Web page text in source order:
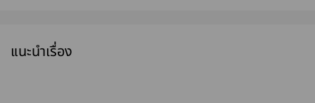
แนะนำเรื่อง